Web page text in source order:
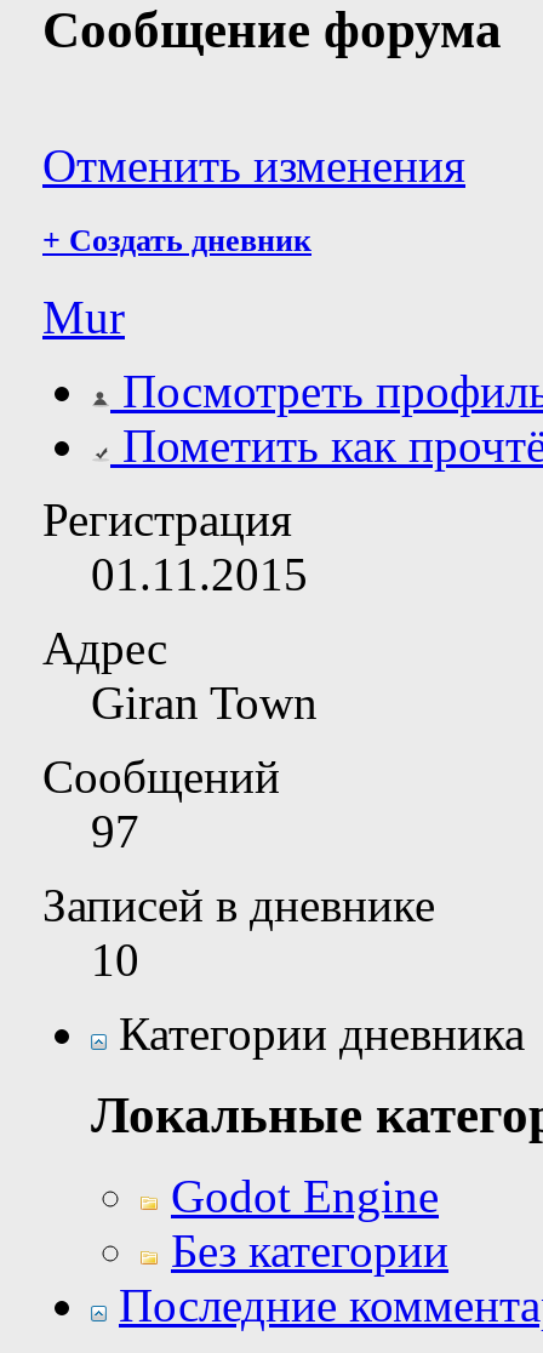
Сообщение форума
Отменить изменения
+ Создать дневник
Mur
Посмотреть
Пометить как
Регистрация
01.11.2015
Адрес
Giran Town
Сообщений
97
Записей в дневнике
10
Категории дневника
Локальные
Godot Engine
Без категории
Последние